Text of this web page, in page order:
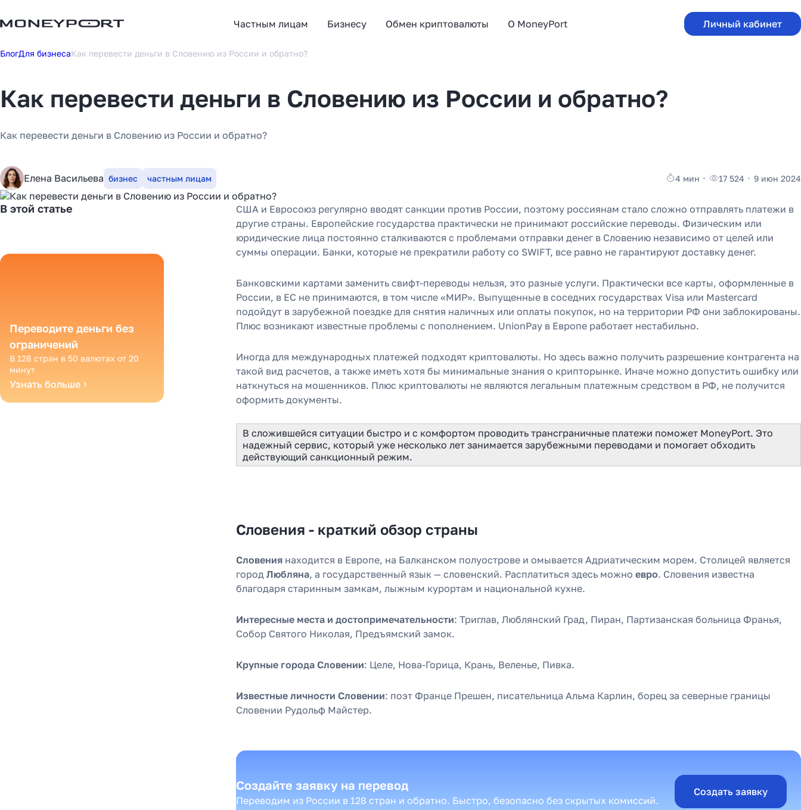
Личный кабинет
Частным лицам Бизнесу Обмен криптовалюты О MoneyPort
БлогДля бизнесаКак перевести деньги в Словению из России и обратно?
Как перевести деньги в Словению из России и обратно?
Как перевести деньги в Словению из России и обратно?
Елена Васильева бизнес частным лицам 4 мин 17 524 9 июн 2024
В этой статье
Переводите деньги без
ограничений
В 128 стран в 50 валютах от 20
минут
Узнать больше
США и Евросоюз регулярно вводят санкции против России, поэтому россиянам стало сложно отправлять платежи в
другие страны. Европейские государства практически не принимают российские переводы. Физическим или
юридические лица постоянно сталкиваются с проблемами отправки денег в Словению независимо от целей или
суммы операции. Банки, которые не прекратили работу со SWIFT, все равно не гарантируют доставку денег.
Банковскими картами заменить свифт-переводы нельзя, это разные услуги. Практически все карты, оформленные в
России, в ЕС не принимаются, в том числе «МИР». Выпущенные в соседних государствах Visa или Mastercard
подойдут в зарубежной поездке для снятия наличных или оплаты покупок, но на территории РФ они заблокированы.
Плюс возникают известные проблемы с пополнением. UnionPay в Европе работает нестабильно.
Иногда для международных платежей подходят криптовалюты. Но здесь важно получить разрешение контрагента на
такой вид расчетов, а также иметь хотя бы минимальные знания о крипторынке. Иначе можно допустить ошибку или
наткнуться на мошенников. Плюс криптовалюты не являются легальным платежным средством в РФ, не получится
оформить документы.
В сложившейся ситуации быстро и с комфортом проводить трансграничные платежи поможет MoneyPort. Это
надежный сервис, который уже несколько лет занимается зарубежными переводами и помогает обходить
действующий санкционный режим.
Словения - краткий обзор страны
Словения находится в Европе, на Балканском полуострове и омывается Адриатическим морем. Столицей является
город Любляна, а государственный язык — словенский. Расплатиться здесь можно евро. Словения известна
благодаря старинным замкам, лыжным курортам и национальной кухне.
Интересные места и достопримечательности: Триглав, Люблянский Град, Пиран, Партизанская больница Франья,
Собор Святого Николая, Предъямский замок.
Крупные города Словении: Целе, Нова-Горица, Крань, Веленье, Пивка.
Известные личности Словении: поэт Франце Прешен, писательница Альма Карлин, борец за северные границы
Словении Рудольф Майстер.
Создайте заявку на перевод
Переводим из России в 128 стран и обратно. Быстро, безопасно без скрытых комиссий.
Создать заявку